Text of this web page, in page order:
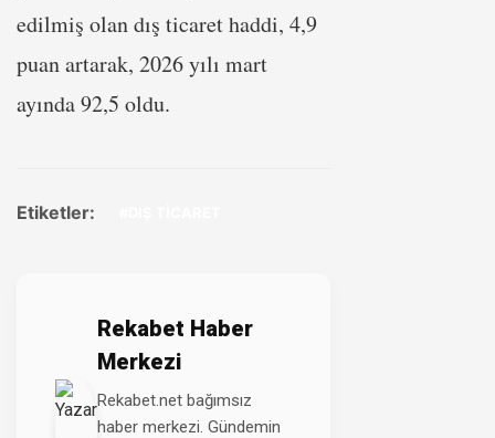
edilmiş olan dış ticaret haddi, 4,9
puan artarak, 2026 yılı mart
ayında 92,5 oldu.
Etiketler:
Rekabet Haber
Merkezi
Rekabet.net bağımsız
haber merkezi. Gündemin